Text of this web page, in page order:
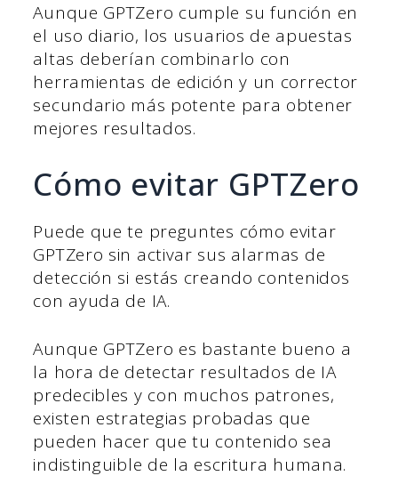
Aunque GPTZero cumple su función en
el uso diario, los usuarios de apuestas
altas deberían combinarlo con
herramientas de edición y un corrector
secundario más potente para obtener
mejores resultados.
Cómo evitar GPTZero
Puede que te preguntes cómo evitar
GPTZero sin activar sus alarmas de
detección si estás creando contenidos
con ayuda de IA.
Aunque GPTZero es bastante bueno a
la hora de detectar resultados de IA
predecibles y con muchos patrones,
existen estrategias probadas que
pueden hacer que tu contenido sea
indistinguible de la escritura humana.